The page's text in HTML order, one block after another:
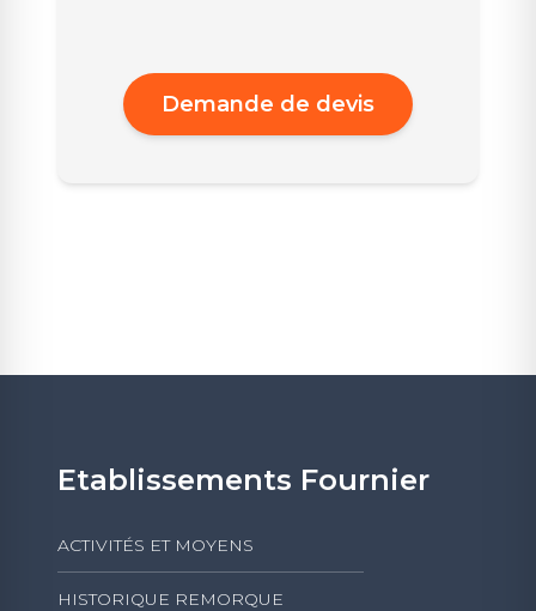
Demande de devis
Etablissements Fournier
ACTIVITÉS ET MOYENS
HISTORIQUE REMORQUE